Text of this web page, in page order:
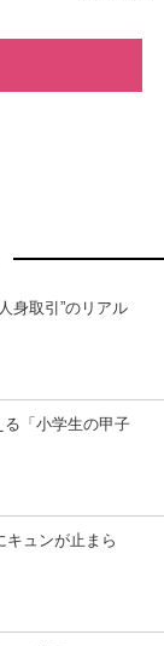
身取引”のリアル
「小学生の甲子
キュンが止まら